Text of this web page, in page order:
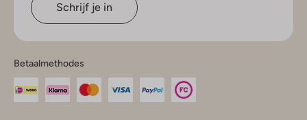
Schrijf je in
Betaalmethodes